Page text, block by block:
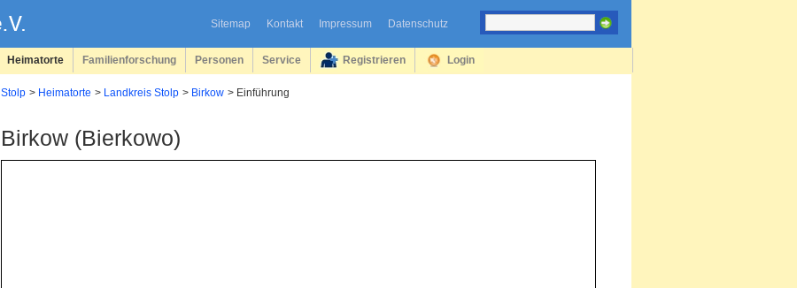
Sitemap Kontakt Impressum Datenschutz
Heimatorte Familienforschung Personen Service Registrieren Login
Stolp Heimatorte Landkreis Stolp Birkow Einführung
Birkow (Bierkowo)